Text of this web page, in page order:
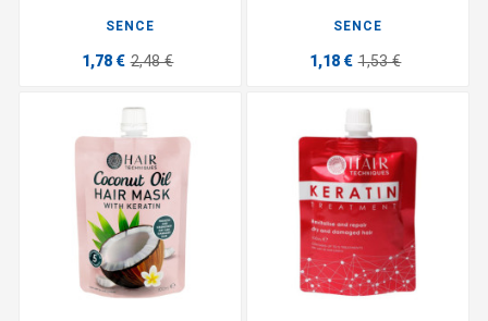
SENCE
1,78 € 2,48 €
SENCE
1,18 € 1,53 €